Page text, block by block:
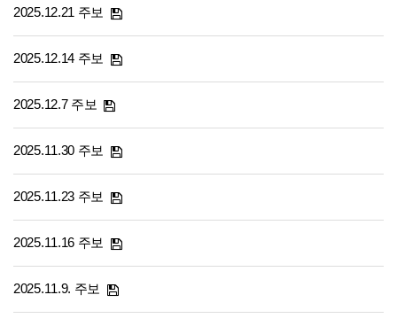
2025.12.21 주보
2025.12.14 주보
2025.12.7 주보
2025.11.30 주보
2025.11.23 주보
2025.11.16 주보
2025.11.9. 주보